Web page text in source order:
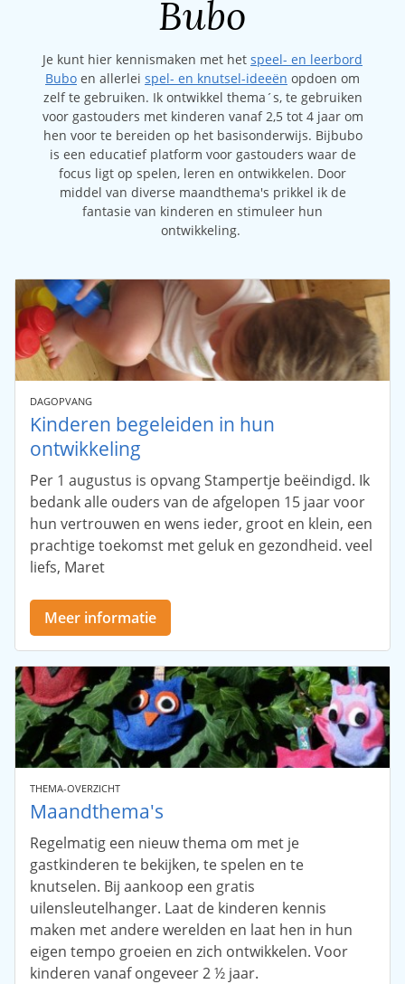
Bubo
Je kunt hier kennismaken met het speel- en leerbord
Bubo en allerlei spel- en knutsel-ideeën opdoen om
zelf te gebruiken. Ik ontwikkel thema´s, te gebruiken
voor gastouders met kinderen vanaf 2,5 tot 4 jaar om
hen voor te bereiden op het basisonderwijs. Bijbubo
is een educatief platform voor gastouders waar de
focus ligt op spelen, leren en ontwikkelen. Door
middel van diverse maandthema's prikkel ik de
fantasie van kinderen en stimuleer hun
ontwikkeling.
DAGOPVANG
Kinderen begeleiden in hun
ontwikkeling
Per 1 augustus is opvang Stampertje beëindigd. Ik
bedank alle ouders van de afgelopen 15 jaar voor
hun vertrouwen en wens ieder, groot en klein, een
prachtige toekomst met geluk en gezondheid. veel
liefs, Maret
Meer informatie
THEMA-OVERZICHT
Maandthema's
Regelmatig een nieuw thema om met je
gastkinderen te bekijken, te spelen en te
knutselen. Bij aankoop een gratis
uilensleutelhanger. Laat de kinderen kennis
maken met andere werelden en laat hen in hun
eigen tempo groeien en zich ontwikkelen. Voor
kinderen vanaf ongeveer 2 ½ jaar.